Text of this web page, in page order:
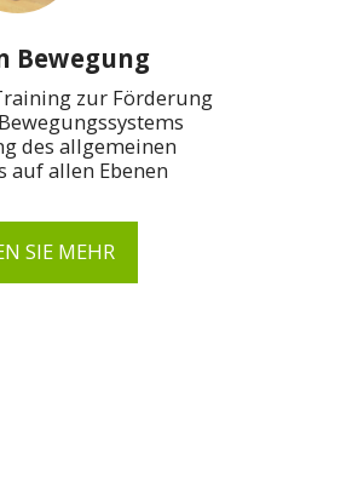
Bewegung
zur Förderung
des allgemeinen
auf allen Ebenen
SIE MEHR